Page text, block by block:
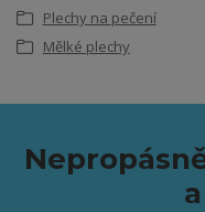
Plechy na pečení
Mělké plechy